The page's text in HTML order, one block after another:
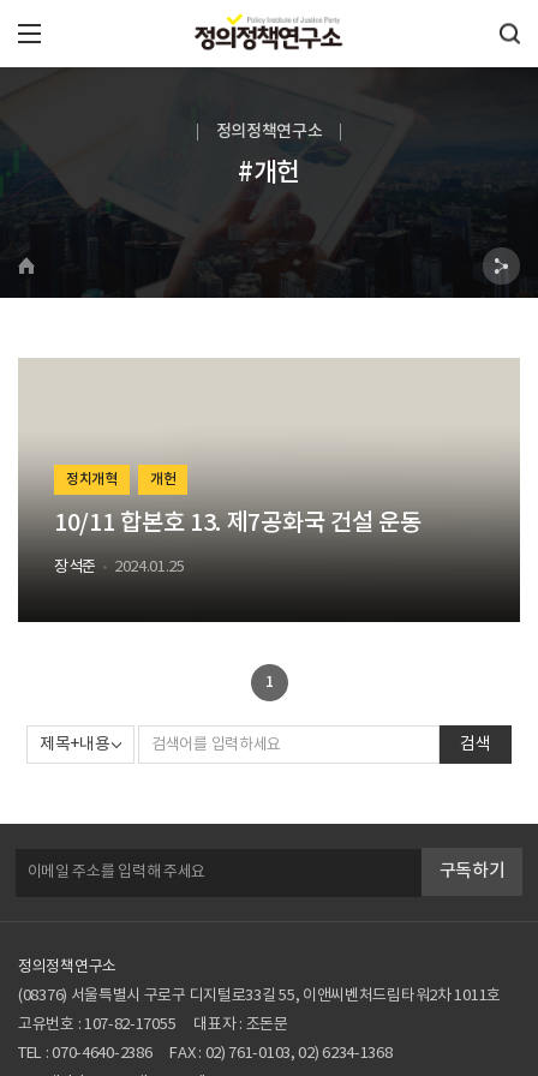
정의정책연구소
#개헌
정치개혁 개헌
10/11 합본호 13. 제7공화국 건설 운동
장석준 2024.01.25
1
검색
구독하기
정의정책연구소
(08376) 서울특별시 구로구 디지털로33길 55, 이앤씨벤처드림타워2차 1011호
고유번호 : 107-82-17055
대표자 : 조돈문
TEL :070-4640-2386
FAX : 02) 761-0103, 02) 6234-1368